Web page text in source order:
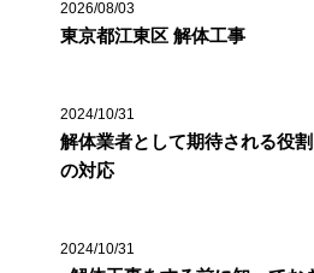
2026/08/03
東京都江東区 解体工事
2024/10/31
解体業者として期待される役
の対応
2024/10/31